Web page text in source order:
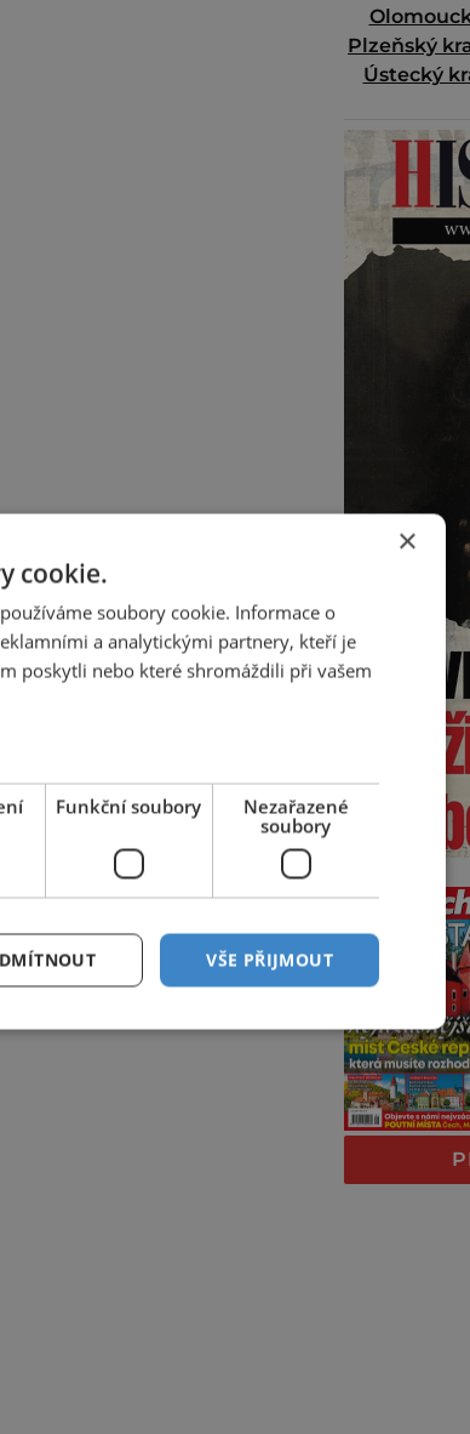
Plzeňský
Ústecký
×
cookie.
soubory cookie. Informace o
a analytickými partnery, kteří je
poskytli nebo které shromáždili při vašem
Funkční soubory
Nezařazené
soubory
VŠE PŘIJMOUT